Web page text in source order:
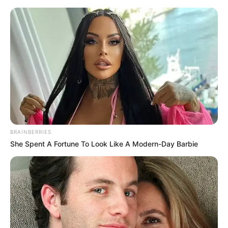
Como Fazer Vassoura de Garrafa
PET: Passo a Passo Completo
BRAINBERRIES
She Spent A Fortune To Look Like A Modern-Day Barbie